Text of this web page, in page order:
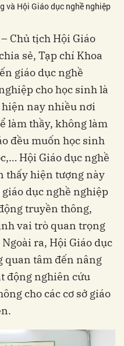
và Hội Giáo dục nghề nghiệp
Chủ tịch Hội Giáo
sẻ, Tạp chí Khoa
giáo dục nghề
cho học sinh là
nay nhiều nơi
làm thầy, không làm
đều muốn học sinh
Hội Giáo dục nghề
thấy hiện tượng này
giáo dục nghề nghiệp
truyền thông,
vai trò quan trọng
ra, Hội Giáo dục
quan tâm đến nâng
động nghiên cứu
cho các cơ sở giáo